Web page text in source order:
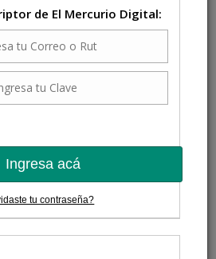
de El Mercurio Digital:
Ingresa acá
tu contraseña?